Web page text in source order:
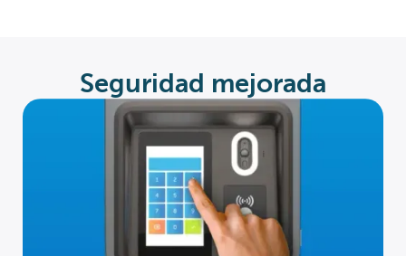
Seguridad mejorada